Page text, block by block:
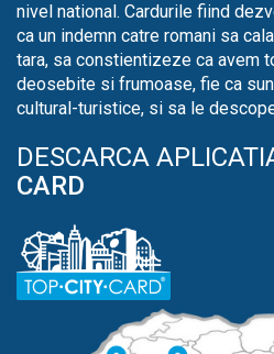
nivel national. Cardurile fiind
ca un indemn catre romani sa
tara, sa constientizeze ca avem
deosebite si frumoase, fie ca
cultural-turistice, si sa le
DESCARCA
CARD